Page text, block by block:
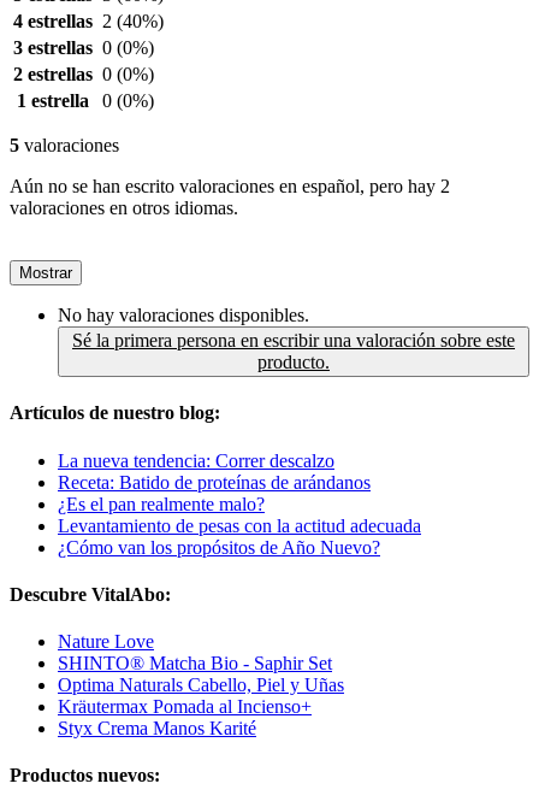
4 estrellas 2 (40%)
3 estrellas 0 (0%)
2 estrellas 0 (0%)
1 estrella
0 (0%)
5 valoraciones
Aún no se han escrito valoraciones en español, pero hay 2
valoraciones en otros idiomas.
Mostrar
No hay valoraciones disponibles.
Sé la primera persona en escribir una valoración sobre este
producto.
Artículos de nuestro blog:
La nueva tendencia: Correr descalzo
Receta: Batido de proteínas de arándanos
¿Es el pan realmente malo?
Levantamiento de pesas con la actitud adecuada
¿Cómo van los propósitos de Año Nuevo?
Descubre VitalAbo:
Nature Love
SHINTO® Matcha Bio - Saphir Set
Optima Naturals Cabello, Piel y Uñas
Kräutermax Pomada al Incienso+
Styx Crema Manos Karité
Productos nuevos: